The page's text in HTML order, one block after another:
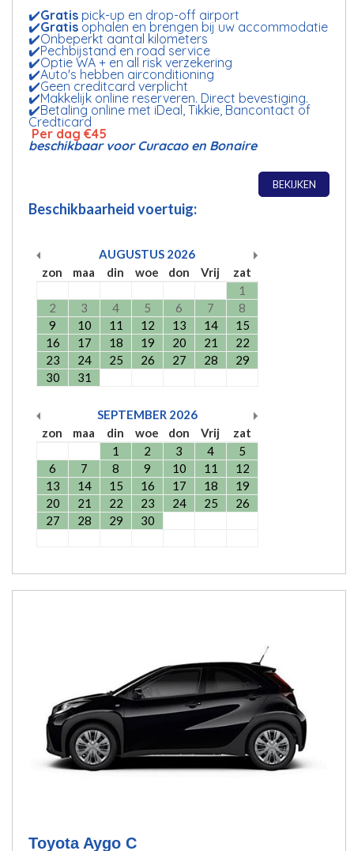
✔️Gratis pick-up en drop-off airport
✔️Gratis ophalen en brengen bij uw accommodatie
✔️Onbeperkt aantal kilometers
✔️Pechbijstand en road service
✔️Optie WA + en all risk verzekering
✔️Auto's hebben airconditioning
✔️Geen creditcard verplicht
✔️Makkelijk online reserveren. Direct bevestiging.
✔️Betaling online met iDeal, Tikkie, Bancontact of
Credticard
Per dag €45
beschikbaar voor Curacao en Bonaire
BEKIJKEN
Beschikbaarheid voertuig:
AUGUSTUS 2026
zon
maa din woe don Vrij
zat
1
2
3 4 5 6 7
8
9
10 11 12 13 14
15
16
17 18 19 20 21
22
23
24 25 26 27 28
29
30
31
SEPTEMBER 2026
zon
maa din woe don Vrij
zat
1
2 3 4
5
6
7 8 9 10 11
12
13
14 15 16 17 18
19
20
21 22 23 24 25
26
27
28 29 30
Toyota Aygo C